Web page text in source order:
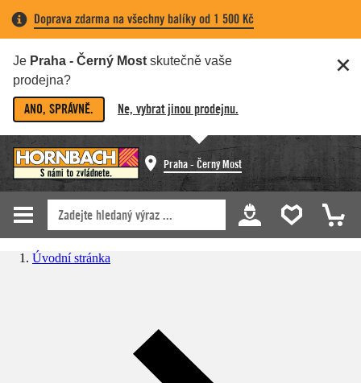
Doprava zdarma na všechny balíky od 1 500 Kč
Je Praha - Černý Most skutečně vaše
prodejna?
ANO, SPRÁVNĚ. Ne, vybrat jinou prodejnu.
Praha - Černý Most
Úvodní stránka